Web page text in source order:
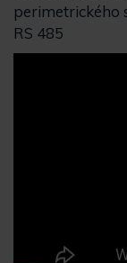
perimetrického
RS 485